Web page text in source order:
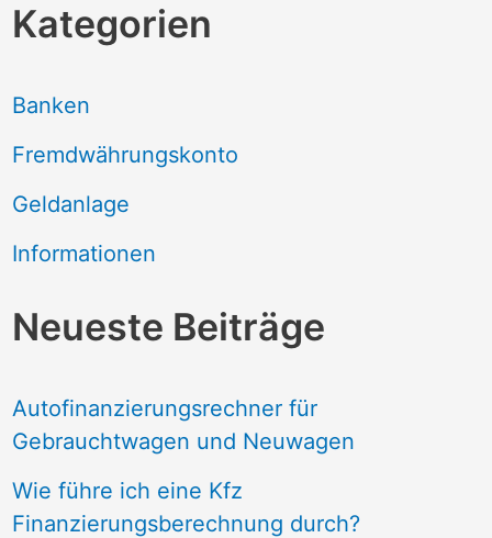
Kategorien
Banken
Fremdwährungskonto
Geldanlage
Informationen
Neueste Beiträge
Autofinanzierungsrechner für
Gebrauchtwagen und Neuwagen
Wie führe ich eine Kfz
Finanzierungsberechnung durch?